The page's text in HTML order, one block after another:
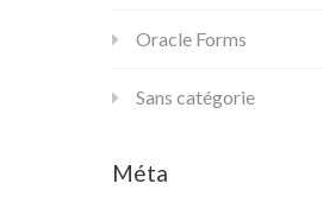
Oracle Forms
Sans catégorie
Méta